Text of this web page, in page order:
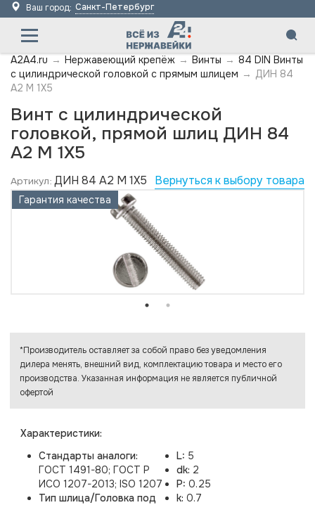
Ваш город: Санкт-Петербург
A2A4.ru → Нержавеющий крепёж → Винты → 84 DIN Винты
с цилиндрической головкой с прямым шлицем → ДИН 84
А2 M 1X5
Винт с цилиндрической
головкой, прямой шлиц ДИН 84
А2 M 1X5
Артикул: ДИН 84 А2 M 1X5 Вернуться к выбору товара
Гарантия качества
Характеристики:
Стандарты аналоги:
ГОСТ 1491-80; ГОСТ Р
ИСО 1207-2013; ISO 1207
Тип шлица/Головка под
L: 5
dk: 2
P: 0.25
k: 0.7
*Производитель оставляет за собой право без уведомления
дилера менять, внешний вид, комплектацию товара и место его
производства. Указанная информация не является публичной
офертой